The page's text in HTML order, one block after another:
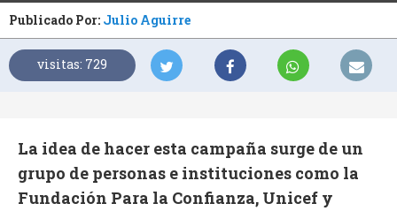
Publicado Por: Julio Aguirre
visitas: 729
La idea de hacer esta campaña surge de un
grupo de personas e instituciones como la
Fundación Para la Confianza, Unicef y